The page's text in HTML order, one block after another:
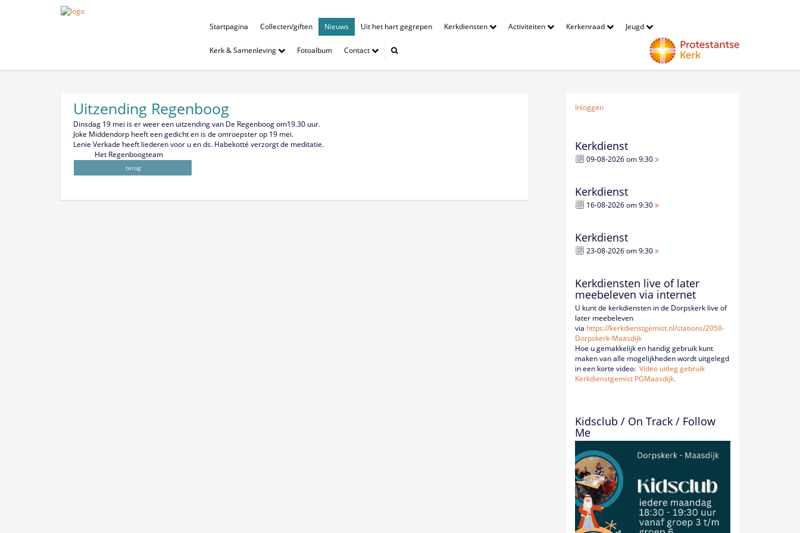
Startpagina Collecten/giften Nieuws Uit het hart gegrepen Kerkdiensten Activiteiten Kerkenraad Jeugd
Kerk & Samenleving Fotoalbum Contact
Uitzending Regenboog
Dinsdag 19 mei is er weer een uitzending van De Regenboog om19.30 uur.
Joke Middendorp heeft een gedicht en is de omroepster op 19 mei.
Lenie Verkade heeft liederen voor u en ds. Habekotté verzorgt de meditatie.
Het Regenboogteam
terug
Inloggen
Kerkdienst
09-08-2026 om 9:30
Kerkdienst
16-08-2026 om 9:30
Kerkdienst
23-08-2026 om 9:30
Kerkdiensten live of later
meebeleven via internet
U kunt de kerkdiensten in de Dorpskerk live of
later meebeleven
via https://kerkdienstgemist.nl/stations/2058-
Dorpskerk-Maasdijk
Hoe u gemakkelijk en handig gebruik kunt
maken van alle mogelijkheden wordt uitgelegd
in een korte video:Video uitleg gebruik
Kerkdienstgemist PGMaasdijk.
Kidsclub / On Track / Follow
Me